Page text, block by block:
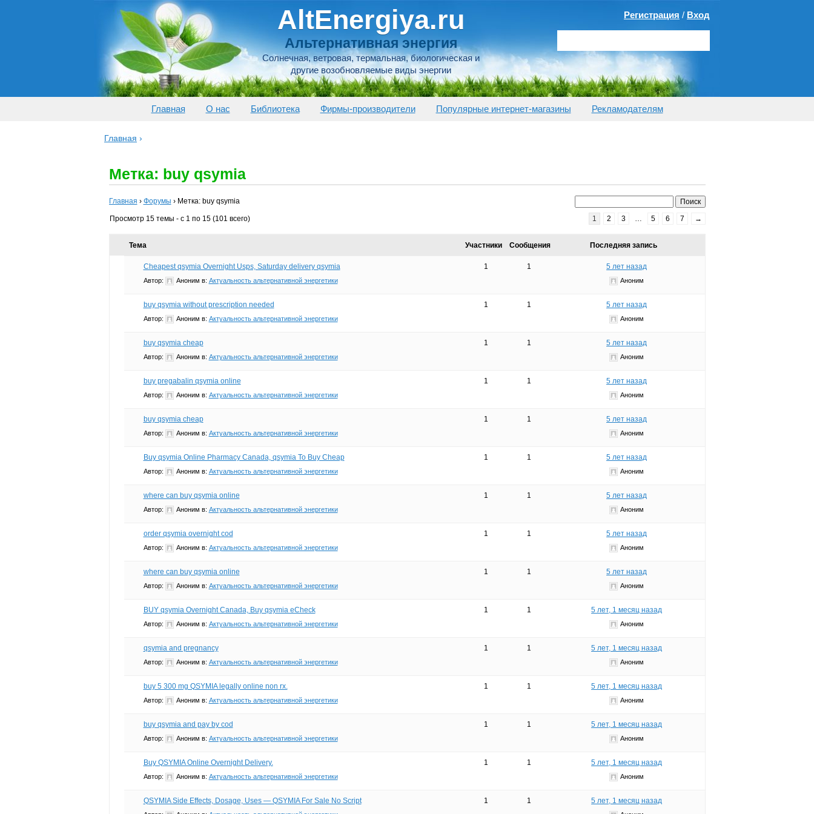
AltEnergiya.ru
Альтернативная энергия
Солнечная, ветровая, термальная, биологическая и
другие возобновляемые виды энергии
Регистрация / Вход
Главная О нас Библиотека Фирмы-производители Популярные интернет-магазины Рекламодателям
Главная ›
Метка: buy qsymia
Главная › Форумы › Метка: buy qsymia
Просмотр 15 темы - с 1 по 15 (101 всего) 1 2 3 5 6 7 →
Тема Участники Сообщения Последняя запись
Cheapest qsymia Overnight Usps, Saturday delivery qsymia
Автор: Аноним в: Актуальность альтернативной энергетики
1 1 5 лет назад
Аноним
buy qsymia without prescription needed
Автор: Аноним в: Актуальность альтернативной энергетики
1 1 5 лет назад
Аноним
buy qsymia cheap
Автор: Аноним в: Актуальность альтернативной энергетики
1 1 5 лет назад
Аноним
buy pregabalin qsymia online
Автор: Аноним в: Актуальность альтернативной энергетики
1 1 5 лет назад
Аноним
buy qsymia cheap
Автор: Аноним в: Актуальность альтернативной энергетики
1 1 5 лет назад
Аноним
Buy qsymia Online Pharmacy Canada, qsymia To Buy Cheap
Автор: Аноним в: Актуальность альтернативной энергетики
1 1 5 лет назад
Аноним
where can buy qsymia online
Автор: Аноним в: Актуальность альтернативной энергетики
1 1 5 лет назад
Аноним
order qsymia overnight cod
Автор: Аноним в: Актуальность альтернативной энергетики
1 1 5 лет назад
Аноним
where can buy qsymia online
Автор: Аноним в: Актуальность альтернативной энергетики
1 1 5 лет назад
Аноним
BUY qsymia Overnight Canada, Buy qsymia eCheck
Автор: Аноним в: Актуальность альтернативной энергетики
1 1 5 лет, 1 месяц назад
Аноним
qsymia and pregnancy
Автор: Аноним в: Актуальность альтернативной энергетики
1 1 5 лет, 1 месяц назад
Аноним
buy 5 300 mg QSYMIA legally online non rx.
Автор: Аноним в: Актуальность альтернативной энергетики
1 1 5 лет, 1 месяц назад
Аноним
buy qsymia and pay by cod
Автор: Аноним в: Актуальность альтернативной энергетики
1 1 5 лет, 1 месяц назад
Аноним
Buy QSYMIA Online Overnight Delivery.
Автор: Аноним в: Актуальность альтернативной энергетики
1 1 5 лет, 1 месяц назад
Аноним
QSYMIA Side Effects, Dosage, Uses — QSYMIA For Sale No Script 1 1 5 лет, 1 месяц назад